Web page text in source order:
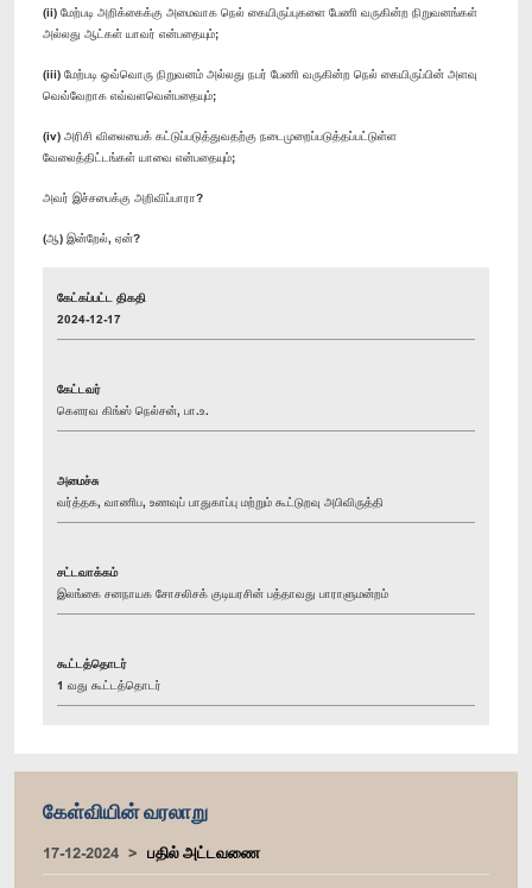
(ii) மேற்படி அறிக்கைக்கு அமைவாக நெல் கையிருப்புகளை பேணி வருகின்ற நிறுவனங்கள்
அல்லது ஆட்கள் யாவர் என்பதையும்;
(iii) மேற்படி ஒவ்வொரு நிறுவனம் அல்லது நபர் பேணி வருகின்ற நெல் கையிருப்பின் அளவு
வெவ்வேறாக எவ்வளவென்பதையும்;
(iv) அரிசி விலையைக் கட்டுப்படுத்துவதற்கு நடைமுறைப்படுத்தப்பட்டுள்ள
வேலைத்திட்டங்கள் யாவை என்பதையும்;
அவர் இச்சபைக்கு அறிவிப்பாரா?
(ஆ) இன்றேல், ஏன்?
கேட்கப்பட்ட திகதி
2024-12-17
கேட்டவர்
கௌரவ கிங்ஸ் நெல்சன், பா.உ.
அமைச்சு
வர்த்தக, வாணிப, உணவுப் பாதுகாப்பு மற்றும் கூட்டுறவு அபிவிருத்தி
சட்டவாக்கம்
இலங்கை சனநாயக சோசலிசக் குடியரசின் பத்தாவது பாராளுமன்றம்
கூட்டத்தொடர்
1 வது கூட்டத்தொடர்
கேள்வியின் வரலாறு
17-12-2024 பதில் அட்டவணை